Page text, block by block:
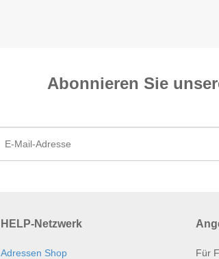
Abonnieren Sie
HELP-Netzwerk
Adressen Shop Für